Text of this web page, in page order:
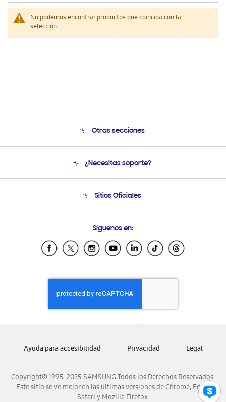
No podemos encontrar productos que coincida con la
selección.
Otras secciones
Soporte
Condiciones de Compra
¿Necesitas soporte?
Soporte vía eMail
Sitios Oficiales
Samsung Ecuador
Samsung El Salvador
Samsung Honduras
Samsung Nicaragua
Samsung Panamá
Samsung Venezuela
Síguenos en:
Copyright© 1995-2025 SAMSUNG Todos los Derechos Reservados.
Este sitio se ve mejor en las últimas versiones de Chrome, Edge,
Safari y Mozilla Firefox.
Ayuda para accesibilidad Privacidad Legal